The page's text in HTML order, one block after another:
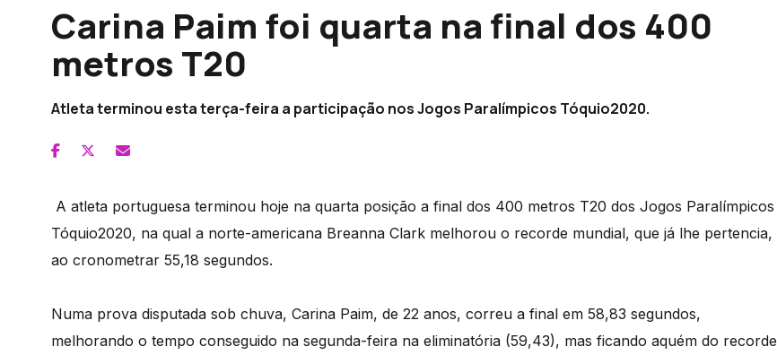
Carina Paim foi quarta na final dos 400
metros T20
Atleta terminou esta terça-feira a participação nos Jogos Paralímpicos Tóquio2020.
A atleta portuguesa terminou hoje na quarta posição a final dos 400 metros T20 dos Jogos Paralímpicos
Tóquio2020, na qual a norte-americana Breanna Clark melhorou o recorde mundial, que já lhe pertencia,
ao cronometrar 55,18 segundos.
Numa prova disputada sob chuva, Carina Paim, de 22 anos, correu a final em 58,83 segundos,
melhorando o tempo conseguido na segunda-feira na eliminatória (59,43), mas ficando aquém do recorde